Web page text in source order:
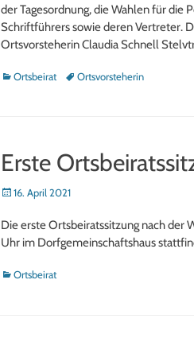
der Tagesordnung, die Wahlen für die
Schriftführers sowie deren Vertreter.
Ortsvorsteherin Claudia Schnell
Kategorien
Ortsbeirat Schlagworte
Ortsvorsteherin
Erste
Posted
16. April 2021
Die erste Ortsbeiratssitzung nach der
Uhr im Dorfgemeinschaftshaus
Kategorien
Ortsbeirat